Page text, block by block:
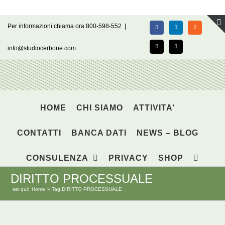
contenuto
Per informazioni chiama ora 800-598-552
info@studiocerbone.com
FacebookLinkedIn Rss
X Email
HOME CHI SIAMO ATTIVITA’
CONTATTI BANCA DATI NEWS – BLOG
CONSULENZA PRIVACY SHOP
DIRITTO PROCESSUALE
sei qui: Home Tag:DIRITTO PROCESSUALE